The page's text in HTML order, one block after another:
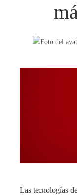
Las tecnologías